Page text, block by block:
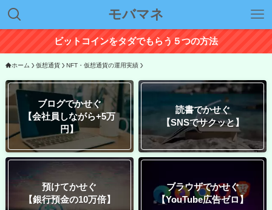
モバマネ
ビットコインをタダでもらう５つの方法
ホーム 仮想通貨 NFT・仮想通貨の運用実績
ブログでかせぐ
【会社員しながら+5万
円】
読書でかせぐ
【SNSでサクッと】
預けてかせぐ
【銀行預金の10万倍】
ブラウザでかせぐ
【YouTube広告ゼロ】